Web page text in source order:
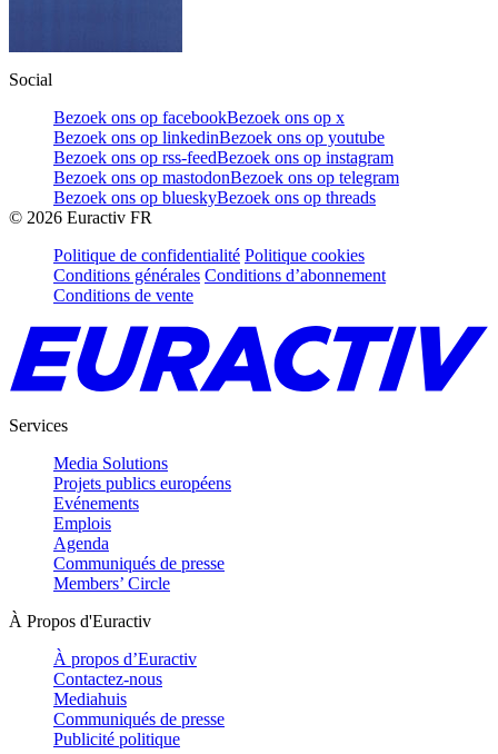
Social
Bezoek ons op facebookBezoek ons op x
Bezoek ons op linkedinBezoek ons op youtube
Bezoek ons op rss-feedBezoek ons op instagram
Bezoek ons op mastodonBezoek ons op telegram
Bezoek ons op blueskyBezoek ons op threads
© 2026 Euractiv FR
Politique de confidentialité Politique cookies
Conditions générales Conditions d’abonnement
Conditions de vente
Services
Media Solutions
Projets publics européens
Evénements
Emplois
Agenda
Communiqués de presse
Members’ Circle
À Propos d'Euractiv
À propos d’Euractiv
Contactez-nous
Mediahuis
Communiqués de presse
Publicité politique